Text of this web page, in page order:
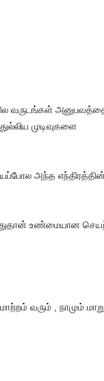
வருடங்கள்
முடிவுகளை
அந்த எந்திரத்தின்
உண்மையான
வரும் , நாமும்